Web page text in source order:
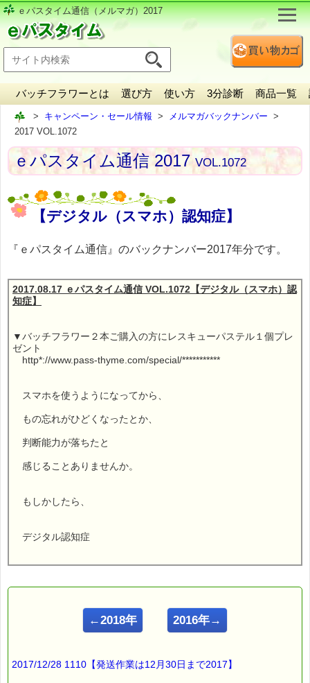
ｅパスタイム通信（メルマガ）2017
バッチフラワーとは 選び方 使い方 3分診断 商品一覧
キャンペーン・セール情報
メルマガバックナンバー
2017 VOL.1072
ｅパスタイム通信 2017VOL.1072
【デジタル（スマホ）認知症】
『ｅパスタイム通信』のバックナンバー2017年分です。
2017.08.17 ｅパスタイム通信 VOL.1072【デジタル（スマホ）認
知症】
▼バッチフラワー２本ご購入の方にレスキューパステル１個プレ
ゼント
http*://www.pass-thyme.com/special/***********
スマホを使うようになってから、
もの忘れがひどくなったとか、
判断能力が落ちたと
感じることありませんか。
もしかしたら、
デジタル認知症
←2018年 2016年→
2017/12/28 1110【発送作業は12月30日まで2017】